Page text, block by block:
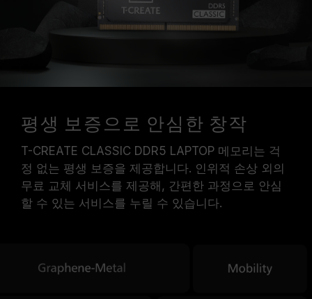
평생 보증으로 안심한 창작
T-CREATE CLASSIC DDR5 LAPTOP 메모리는 걱
정 없는 평생 보증을 제공합니다. 인위적 손상 외의
무료 교체 서비스를 제공해, 간편한 과정으로 안심
할 수 있는 서비스를 누릴 수 있습니다.